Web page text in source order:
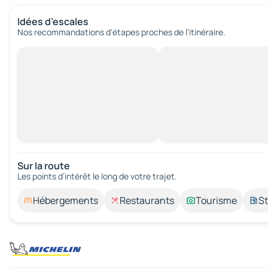
Idées d’escales
Nos recommandations d'étapes proches de l’itinéraire.
Sur la route
Les points d’intérêt le long de votre trajet.
Hébergements Restaurants Tourisme